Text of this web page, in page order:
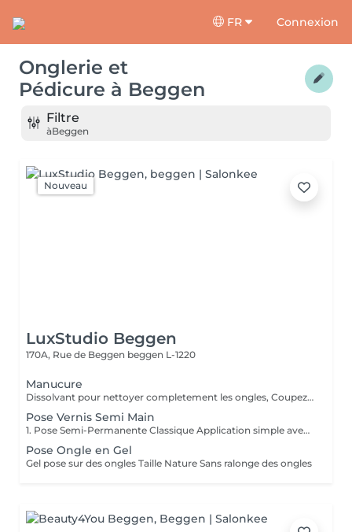
FR Connexion
Onglerie et
Pédicure à Beggen
Filtre
àBeggen
Nouveau
LuxStudio Beggen
170A, Rue de Beggen beggen L-1220
Manucure
Dissolvant pour nettoyer completement les ongles, Coupez et Modelez les ongles avec une lime, Mouillez les mains quelques minutes pour ramollir les cuticules, Pousses les Cuticules avec batone pour repousser doucement vers l'arrière et coupez les excès, Hydratez les Mains avec crème et les cuticules pour maintenir la peau douce, Appliquez une base transparent pour protéger les ongles. Attendez suffisamment de tempos pour sèche.
Pose Vernis Semi Main
1. Pose Semi-Permanente Classique Application simple avec une fine couche de base. Idéale pour celles qui souhaitent de la couleur, de la brillance et un léger renfort. Tenue moyenne 2 semaines. 2. Pose Semi + Renfort Combinaison d'une base classique avec une couche de renfort. Offre une meilleure résistance que le semi-permanent classique, parfaite pour les ongles naturels. Moyenne Tenue de 2 à 3 semaines. 3. Pose Semi + Fiber Ultra Base classique combinée à un gel enrichi en fibres, idéale pour les ongles fragiles ou nécessitant un renforcement supplémentaire. Tenue Moyenne 3 à 4 semaines.
Pose Ongle en Gel
Gel pose sur des ongles Taille Nature Sans ralonge des ongles